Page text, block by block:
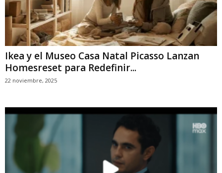
Ikea y el Museo Casa Natal Picasso Lanzan
Homesreset para Redefinir...
22 noviembre, 2025